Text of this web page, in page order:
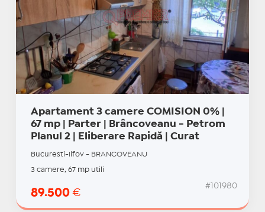
Apartament 3 camere COMISION 0% |
67 mp | Parter | Brâncoveanu - Petrom
Planul 2 | Eliberare Rapidă | Curat
Bucuresti-Ilfov - BRANCOVEANU
3 camere, 67 mp utili
89.500 €
#101980